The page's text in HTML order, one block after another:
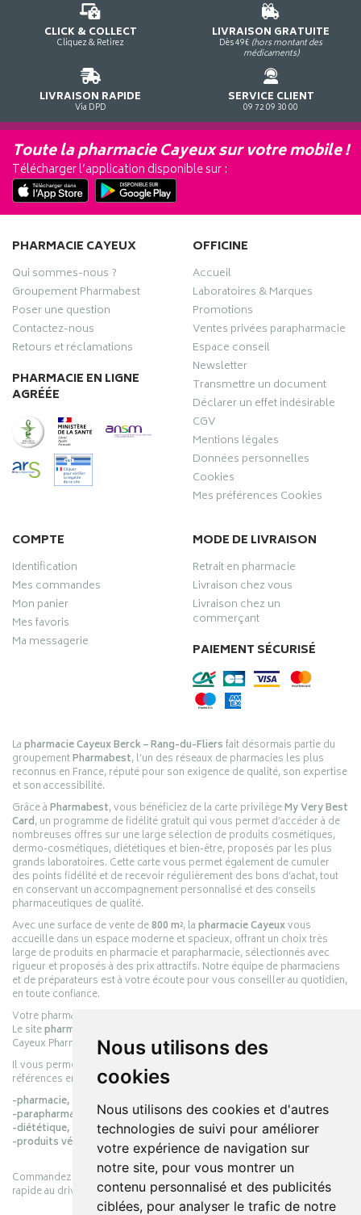
Nous utilisons des
cookies
Nous utilisons des cookies et d'autres
technologies de suivi pour améliorer
votre expérience de navigation sur
notre site, pour vous montrer un
contenu personnalisé et des publicités
ciblées, pour analyser le trafic de notre
CLICK & COLLECT
Cliquez & Retirez
LIVRAISON GRATUITE
Dès 49€ (hors montant des
médicaments)
LIVRAISON RAPIDE
Via DPD
SERVICE CLIENT
09 72 09 30 00
Toute la pharmacie Cayeux sur votre mobile !
Télécharger l’application disponible sur :
PHARMACIE CAYEUX
Qui sommes-nous ?
Groupement Pharmabest
Poser une question
Contactez-nous
Retours et réclamations
PHARMACIE EN LIGNE
AGRÉÉE
OFFICINE
Accueil
Laboratoires & Marques
Promotions
Ventes privées parapharmacie
Espace conseil
Newsletter
Transmettre un document
Déclarer un effet indésirable
CGV
Mentions légales
Données personnelles
Cookies
Mes préférences Cookies
COMPTE
Identification
Mes commandes
Mon panier
Mes favoris
Ma messagerie
MODE DE LIVRAISON
Retrait en pharmacie
Livraison chez vous
Livraison chez un
commerçant
PAIEMENT SÉCURISÉ
Lapharmacie Cayeux Berck – Rang-du-Fliersfait désormais partie du
groupementPharmabest, l’un des réseaux de pharmacies les plus
reconnus en France, réputé pour son exigence de qualité, son expertise
et son accessibilité.
Grâce àPharmabest, vous bénéficiez de la carte privilègeMy Very Best
Card, un programme de fidélité gratuit qui vous permet d’accéder à de
nombreuses offres sur une large sélection de produits cosmétiques,
dermo-cosmétiques, diététiques et bien-être, proposés par les plus
grands laboratoires. Cette carte vous permet également de cumuler
des points fidélité et de recevoir régulièrement des bons d’achat, tout
en conservant un accompagnement personnalisé et des conseils
pharmaceutiques de qualité.
Avec une surface de vente de800 m², lapharmacie Cayeuxvous
accueille dans un espace moderne et spacieux, offrant un choix très
large de produits en pharmacie et parapharmacie, sélectionnés avec
rigueur et proposés à des prix attractifs. Notre équipe de pharmaciens
et de préparateurs est à votre écoute pour vous conseiller au quotidien,
en toute confiance.
Votre pharmacie en ligne :
Le sitepharmacie-cayeux.fr
Cayeux Pharmabest Berck-sur-Mer – Rang-du-Fliers.
Il vous permet de réaliser vos achats en ligne parmi des milliers de
références en :
-pharmacie,
-parapharmacie,
-diététique,
-produits vétérinaires.
Commandez simplement vos produits en ligne et choisissez le retrait
rapide au drive ou la livraison à domicile, en toute simplicité.